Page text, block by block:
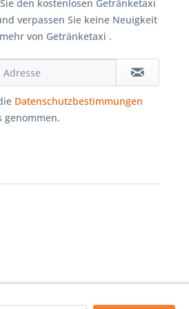
den kostenlosen Getränketaxi
verpassen Sie keine Neuigkeit
von Getränketaxi .
Datenschutzbestimmungen
genommen.